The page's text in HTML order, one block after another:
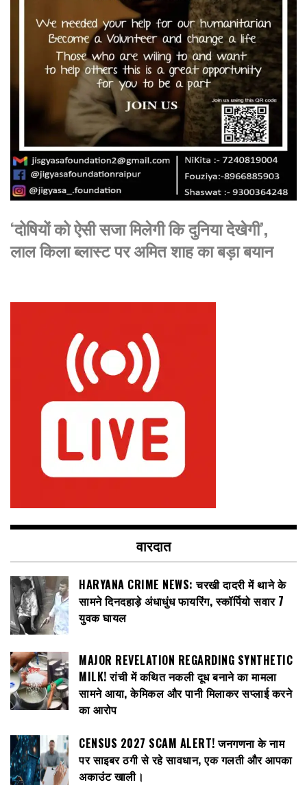
‘दोषियों को ऐसी सजा मिलेगी कि दुनिया देखेगी’,
लाल किला ब्लास्ट पर अमित शाह का बड़ा बयान
वारदात
HARYANA CRIME NEWS: चरखी दादरी में थाने के
सामने दिनदहाड़े अंधाधुंध फायरिंग, स्कॉर्पियो सवार 7
युवक घायल
MAJOR REVELATION REGARDING SYNTHETIC
MILK! रांची में कथित नकली दूध बनाने का मामला
सामने आया, केमिकल और पानी मिलाकर सप्लाई करने
का आरोप
CENSUS 2027 SCAM ALERT! जनगणना के नाम
पर साइबर ठगी से रहे सावधान, एक गलती और आपका
अकाउंट खाली।